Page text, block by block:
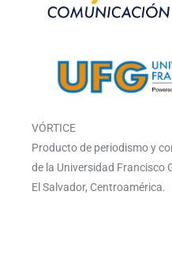
VÓRTICE
Producto de periodismo y
de la Universidad Francisco
El Salvador, Centroamérica.